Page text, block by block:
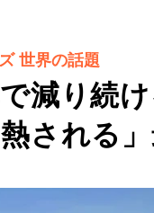
減り続
熱される
世界の話題